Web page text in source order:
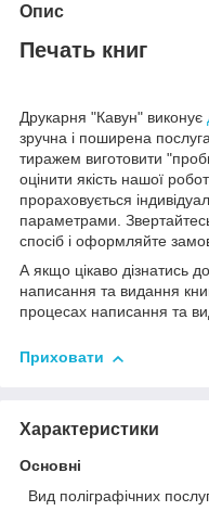
Опис
Печать книг
Друкарня "Кавун" виконує
зручна і поширена
тиражем виготовити
оцінити якість нашої
прораховується
параметрами.
спосіб і оформляйте
А якщо цікаво дізнатись
написання та видання
процесах написання та
Приховати
Характеристики
Основні
Вид поліграфічних